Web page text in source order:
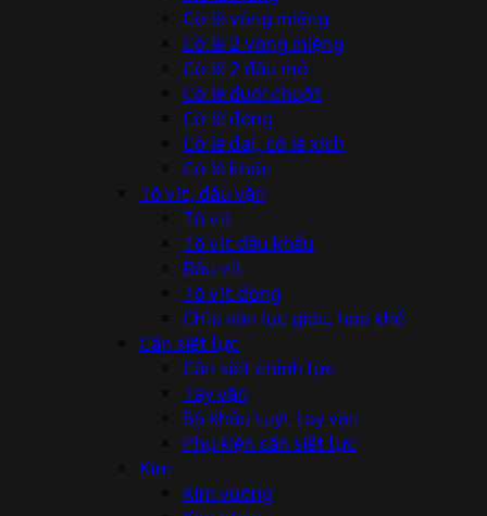
Cờ lê vòng miệng
Cờ lê 2 vòng miệng
Cờ lê 2 đầu mở
Cờ lê đuôi chuột
Cờ lê đóng
Cờ lê đai, cờ lê xích
Cờ lê khác
Tô vít, đầu vặn
Tô vít
Tô vít đầu khẩu
Đầu vít
Tô vít đóng
Chìa vặn lục giác, hoa khế
Cần siết lực
Cần siết chỉnh lực
Tay vặn
Bộ khẩu tuýt tay vặn
Phụ kiện cần siết lực
Kìm
Kìm vuông